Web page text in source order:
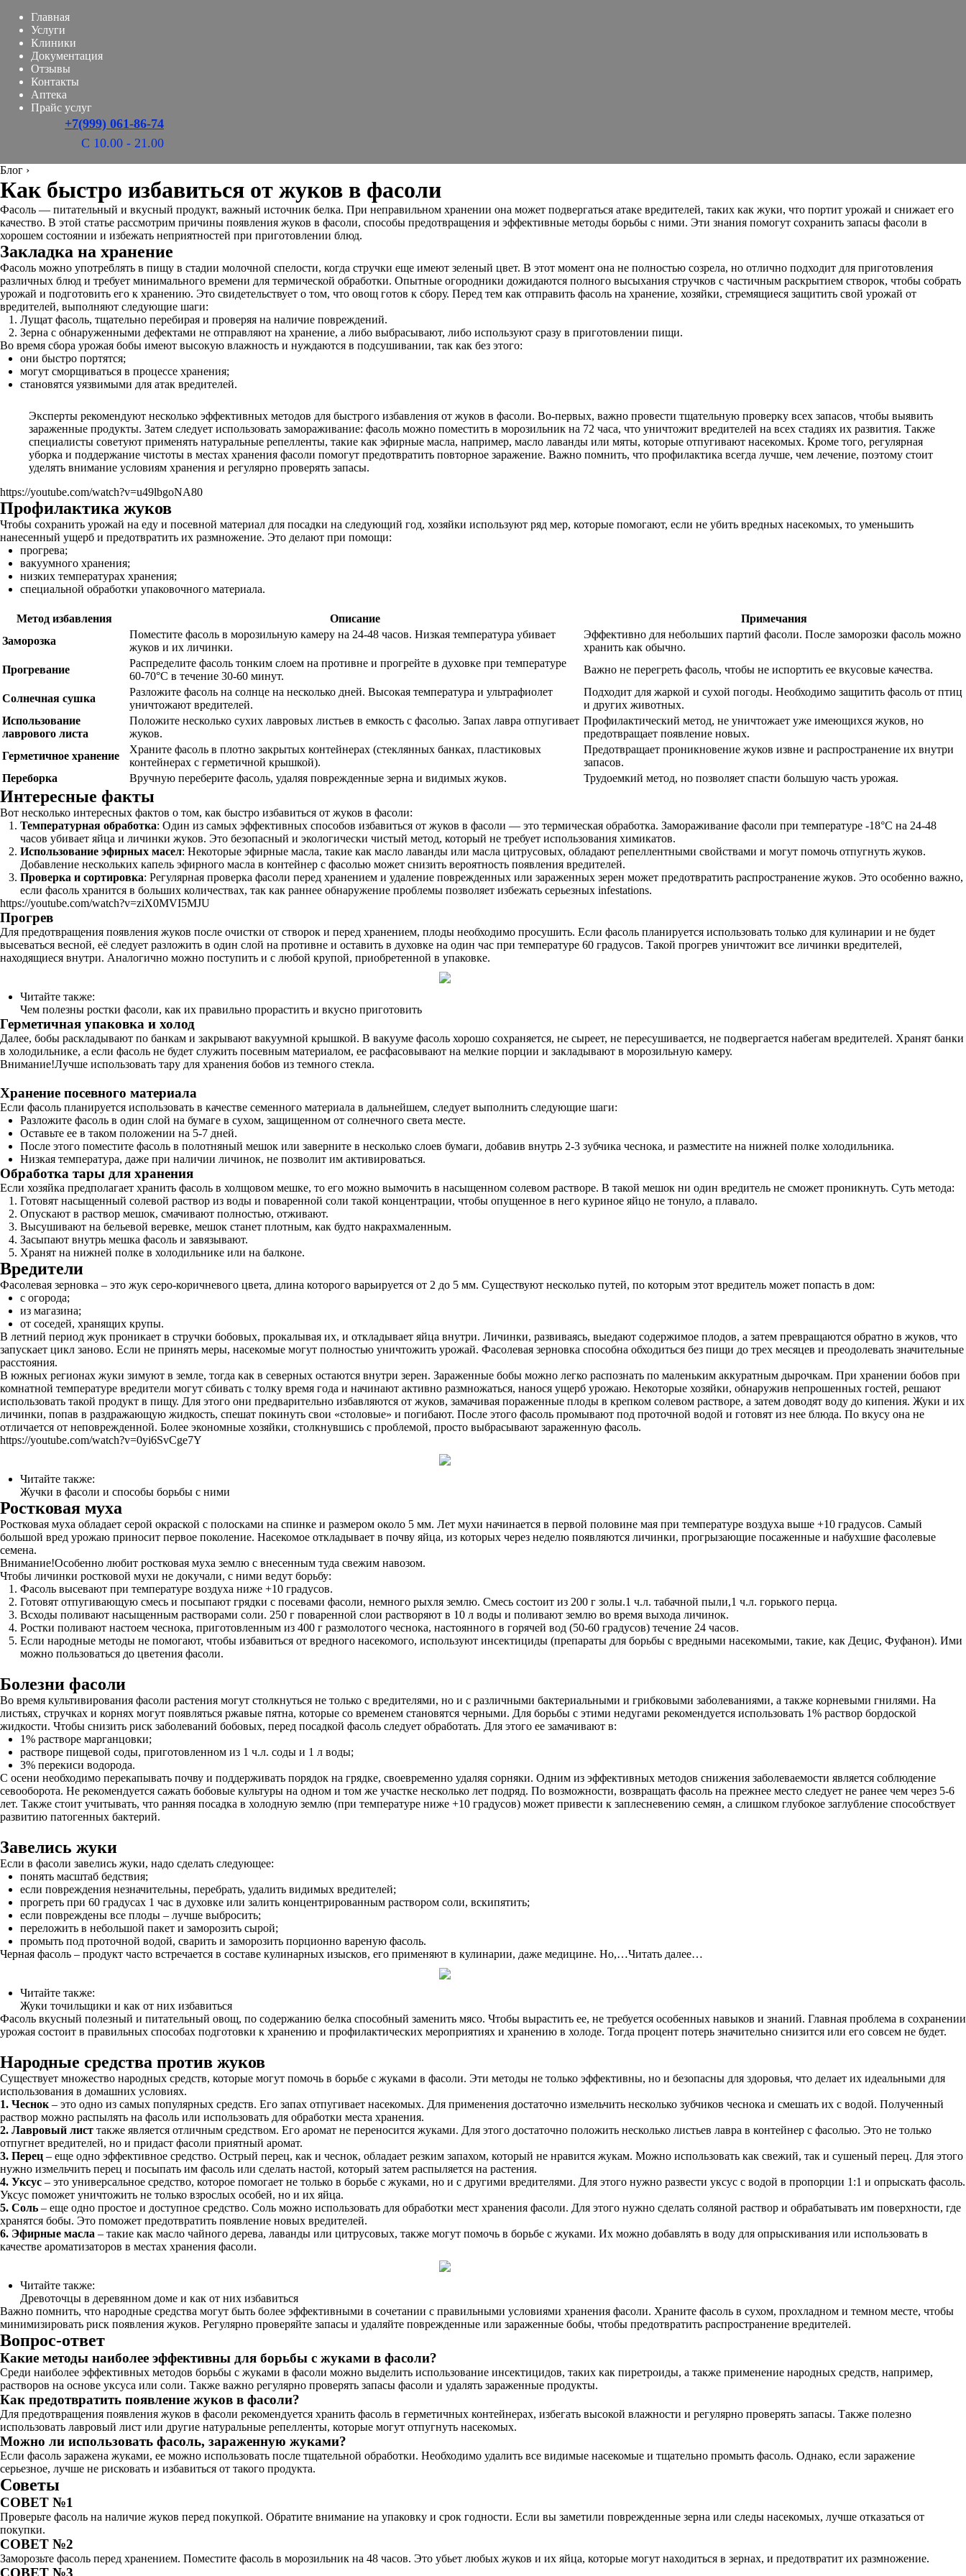
Главная
Услуги
Клиники
Документация
Отзывы
Контакты
Аптека
Прайс услуг
+7(999) 061-86-74
С 10.00 - 21.00
Блог ›
Как быстро избавиться от жуков в фасоли
Фасоль — питательный и вкусный продукт, важный источник белка. При неправильном хранении она может подвергаться атаке вредителей, таких как жуки, что портит урожай и снижает его
качество. В этой статье рассмотрим причины появления жуков в фасоли, способы предотвращения и эффективные методы борьбы с ними. Эти знания помогут сохранить запасы фасоли в
хорошем состоянии и избежать неприятностей при приготовлении блюд.
Закладка на хранение
Фасоль можно употреблять в пищу в стадии молочной спелости, когда стручки еще имеют зеленый цвет. В этот момент она не полностью созрела, но отлично подходит для приготовления
различных блюд и требует минимального времени для термической обработки. Опытные огородники дожидаются полного высыхания стручков с частичным раскрытием створок, чтобы собрать
урожай и подготовить его к хранению. Это свидетельствует о том, что овощ готов к сбору. Перед тем как отправить фасоль на хранение, хозяйки, стремящиеся защитить свой урожай от
вредителей, выполняют следующие шаги:
Лущат фасоль, тщательно перебирая и проверяя на наличие повреждений.
Зерна с обнаруженными дефектами не отправляют на хранение, а либо выбрасывают, либо используют сразу в приготовлении пищи.
Во время сбора урожая бобы имеют высокую влажность и нуждаются в подсушивании, так как без этого:
они быстро портятся;
могут сморщиваться в процессе хранения;
становятся уязвимыми для атак вредителей.
Эксперты рекомендуют несколько эффективных методов для быстрого избавления от жуков в фасоли. Во-первых, важно провести тщательную проверку всех запасов, чтобы выявить
зараженные продукты. Затем следует использовать замораживание: фасоль можно поместить в морозильник на 72 часа, что уничтожит вредителей на всех стадиях их развития. Также
специалисты советуют применять натуральные репелленты, такие как эфирные масла, например, масло лаванды или мяты, которые отпугивают насекомых. Кроме того, регулярная
уборка и поддержание чистоты в местах хранения фасоли помогут предотвратить повторное заражение. Важно помнить, что профилактика всегда лучше, чем лечение, поэтому стоит
уделять внимание условиям хранения и регулярно проверять запасы.
https://youtube.com/watch?v=u49lbgoNA80
Профилактика жуков
Чтобы сохранить урожай на еду и посевной материал для посадки на следующий год, хозяйки используют ряд мер, которые помогают, если не убить вредных насекомых, то уменьшить
нанесенный ущерб и предотвратить их размножение. Это делают при помощи:
прогрева;
вакуумного хранения;
низких температурах хранения;
специальной обработки упаковочного материала.
Метод избавления Описание
Примечания
Заморозка
Поместите фасоль в морозильную камеру на 24-48 часов. Низкая температура убивает
жуков и их личинки.
Эффективно для небольших партий фасоли. После заморозки фасоль можно
хранить как обычно.
Прогревание
Распределите фасоль тонким слоем на противне и прогрейте в духовке при температуре
60-70°C в течение 30-60 минут.
Важно не перегреть фасоль, чтобы не испортить ее вкусовые качества.
Солнечная сушка
Разложите фасоль на солнце на несколько дней. Высокая температура и ультрафиолет
уничтожают вредителей.
Подходит для жаркой и сухой погоды. Необходимо защитить фасоль от птиц
и других животных.
Использование
лаврового листа
Положите несколько сухих лавровых листьев в емкость с фасолью. Запах лавра отпугивает
жуков.
Профилактический метод, не уничтожает уже имеющихся жуков, но
предотвращает появление новых.
Герметичное хранение
Храните фасоль в плотно закрытых контейнерах (стеклянных банках, пластиковых
контейнерах с герметичной крышкой).
Предотвращает проникновение жуков извне и распространение их внутри
запасов.
Переборка
Вручную переберите фасоль, удаляя поврежденные зерна и видимых жуков. Трудоемкий метод, но позволяет спасти большую часть урожая.
Интересные факты
Вот несколько интересных фактов о том, как быстро избавиться от жуков в фасоли:
Температурная обработка: Один из самых эффективных способов избавиться от жуков в фасоли — это термическая обработка. Замораживание фасоли при температуре -18°C на 24-48
часов убивает яйца и личинки жуков. Это безопасный и экологически чистый метод, который не требует использования химикатов.
Использование эфирных масел: Некоторые эфирные масла, такие как масло лаванды или масла цитрусовых, обладают репеллентными свойствами и могут помочь отпугнуть жуков.
Добавление нескольких капель эфирного масла в контейнер с фасолью может снизить вероятность появления вредителей.
Проверка и сортировка: Регулярная проверка фасоли перед хранением и удаление поврежденных или зараженных зерен может предотвратить распространение жуков. Это особенно важно,
если фасоль хранится в больших количествах, так как раннее обнаружение проблемы позволяет избежать серьезных infestations.
https://youtube.com/watch?v=ziX0MVI5MJU
Прогрев
Для предотвращения появления жуков после очистки от створок и перед хранением, плоды необходимо просушить. Если фасоль планируется использовать только для кулинарии и не будет
высеваться весной, её следует разложить в один слой на противне и оставить в духовке на один час при температуре 60 градусов. Такой прогрев уничтожит все личинки вредителей,
находящиеся внутри. Аналогично можно поступить и с любой крупой, приобретенной в упаковке.
Читайте также:
Чем полезны ростки фасоли, как их правильно прорастить и вкусно приготовить
Герметичная упаковка и холод
Далее, бобы раскладывают по банкам и закрывают вакуумной крышкой. В вакууме фасоль хорошо сохраняется, не сыреет, не пересушивается, не подвергается набегам вредителей. Хранят банки
в холодильнике, а если фасоль не будет служить посевным материалом, ее расфасовывают на мелкие порции и закладывают в морозильную камеру.
Внимание!Лучше использовать тару для хранения бобов из темного стекла.
Хранение посевного материала
Если фасоль планируется использовать в качестве семенного материала в дальнейшем, следует выполнить следующие шаги:
Разложите фасоль в один слой на бумаге в сухом, защищенном от солнечного света месте.
Оставьте ее в таком положении на 5-7 дней.
После этого поместите фасоль в полотняный мешок или заверните в несколько слоев бумаги, добавив внутрь 2-3 зубчика чеснока, и разместите на нижней полке холодильника.
Низкая температура, даже при наличии личинок, не позволит им активироваться.
Обработка тары для хранения
Если хозяйка предполагает хранить фасоль в холщовом мешке, то его можно вымочить в насыщенном солевом растворе. В такой мешок ни один вредитель не сможет проникнуть. Суть метода:
Готовят насыщенный солевой раствор из воды и поваренной соли такой концентрации, чтобы опущенное в него куриное яйцо не тонуло, а плавало.
Опускают в раствор мешок, смачивают полностью, отживают.
Высушивают на бельевой веревке, мешок станет плотным, как будто накрахмаленным.
Засыпают внутрь мешка фасоль и завязывают.
Хранят на нижней полке в холодильнике или на балконе.
Вредители
Фасолевая зерновка – это жук серо-коричневого цвета, длина которого варьируется от 2 до 5 мм. Существуют несколько путей, по которым этот вредитель может попасть в дом:
с огорода;
из магазина;
от соседей, хранящих крупы.
В летний период жук проникает в стручки бобовых, прокалывая их, и откладывает яйца внутри. Личинки, развиваясь, выедают содержимое плодов, а затем превращаются обратно в жуков, что
запускает цикл заново. Если не принять меры, насекомые могут полностью уничтожить урожай. Фасолевая зерновка способна обходиться без пищи до трех месяцев и преодолевать значительные
расстояния.
В южных регионах жуки зимуют в земле, тогда как в северных остаются внутри зерен. Зараженные бобы можно легко распознать по маленьким аккуратным дырочкам. При хранении бобов при
комнатной температуре вредители могут сбивать с толку время года и начинают активно размножаться, нанося ущерб урожаю. Некоторые хозяйки, обнаружив непрошенных гостей, решают
использовать такой продукт в пищу. Для этого они предварительно избавляются от жуков, замачивая пораженные плоды в крепком солевом растворе, а затем доводят воду до кипения. Жуки и их
личинки, попав в раздражающую жидкость, спешат покинуть свои «столовые» и погибают. После этого фасоль промывают под проточной водой и готовят из нее блюда. По вкусу она не
отличается от неповрежденной. Более экономные хозяйки, столкнувшись с проблемой, просто выбрасывают зараженную фасоль.
https://youtube.com/watch?v=0yi6SvCge7Y
Читайте также:
Жучки в фасоли и способы борьбы с ними
Ростковая муха
Ростковая муха обладает серой окраской с полосками на спинке и размером около 5 мм. Лет мухи начинается в первой половине мая при температуре воздуха выше +10 градусов. Самый
большой вред урожаю приносит первое поколение. Насекомое откладывает в почву яйца, из которых через неделю появляются личинки, прогрызающие посаженные и набухшие фасолевые
семена.
Внимание!Особенно любит ростковая муха землю с внесенным туда свежим навозом.
Чтобы личинки ростковой мухи не докучали, с ними ведут борьбу:
Фасоль высевают при температуре воздуха ниже +10 градусов.
Готовят отпугивающую смесь и посыпают грядки с посевами фасоли, немного рыхля землю. Смесь состоит из 200 г золы.1 ч.л. табачной пыли,1 ч.л. горького перца.
Всходы поливают насыщенным растворами соли. 250 г поваренной слои растворяют в 10 л воды и поливают землю во время выхода личинок.
Ростки поливают настоем чеснока, приготовленным из 400 г размолотого чеснока, настоянного в горячей вод (50-60 градусов) течение 24 часов.
Если народные методы не помогают, чтобы избавиться от вредного насекомого, используют инсектициды (препараты для борьбы с вредными насекомыми, такие, как Децис, Фуфанон). Ими
можно пользоваться до цветения фасоли.
Болезни фасоли
Во время культивирования фасоли растения могут столкнуться не только с вредителями, но и с различными бактериальными и грибковыми заболеваниями, а также корневыми гнилями. На
листьях, стручках и корнях могут появляться ржавые пятна, которые со временем становятся черными. Для борьбы с этими недугами рекомендуется использовать 1% раствор бордоской
жидкости. Чтобы снизить риск заболеваний бобовых, перед посадкой фасоль следует обработать. Для этого ее замачивают в:
1% растворе марганцовки;
растворе пищевой соды, приготовленном из 1 ч.л. соды и 1 л воды;
3% перекиси водорода.
С осени необходимо перекапывать почву и поддерживать порядок на грядке, своевременно удаляя сорняки. Одним из эффективных методов снижения заболеваемости является соблюдение
севооборота. Не рекомендуется сажать бобовые культуры на одном и том же участке несколько лет подряд. По возможности, возвращать фасоль на прежнее место следует не ранее чем через 5-6
лет. Также стоит учитывать, что ранняя посадка в холодную землю (при температуре ниже +10 градусов) может привести к заплесневению семян, а слишком глубокое заглубление способствует
развитию патогенных бактерий.
Завелись жуки
Если в фасоли завелись жуки, надо сделать следующее:
понять масштаб бедствия;
если повреждения незначительны, перебрать, удалить видимых вредителей;
прогреть при 60 градусах 1 час в духовке или залить концентрированным раствором соли, вскипятить;
если повреждены все плоды – лучше выбросить;
переложить в небольшой пакет и заморозить сырой;
промыть под проточной водой, сварить и заморозить порционно вареную фасоль.
Черная фасоль – продукт часто встречается в составе кулинарных изысков, его применяют в кулинарии, даже медицине. Но,…Читать далее…
Читайте также:
Жуки точильщики и как от них избавиться
Фасоль вкусный полезный и питательный овощ, по содержанию белка способный заменить мясо. Чтобы вырастить ее, не требуется особенных навыков и знаний. Главная проблема в сохранении
урожая состоит в правильных способах подготовки к хранению и профилактических мероприятиях и хранению в холоде. Тогда процент потерь значительно снизится или его совсем не будет.
Народные средства против жуков
Существует множество народных средств, которые могут помочь в борьбе с жуками в фасоли. Эти методы не только эффективны, но и безопасны для здоровья, что делает их идеальными для
использования в домашних условиях.
1. Чеснок – это одно из самых популярных средств. Его запах отпугивает насекомых. Для применения достаточно измельчить несколько зубчиков чеснока и смешать их с водой. Полученный
раствор можно распылять на фасоль или использовать для обработки места хранения.
2. Лавровый лист также является отличным средством. Его аромат не переносится жуками. Для этого достаточно положить несколько листьев лавра в контейнер с фасолью. Это не только
отпугнет вредителей, но и придаст фасоли приятный аромат.
3. Перец – еще одно эффективное средство. Острый перец, как и чеснок, обладает резким запахом, который не нравится жукам. Можно использовать как свежий, так и сушеный перец. Для этого
нужно измельчить перец и посыпать им фасоль или сделать настой, который затем распыляется на растения.
4. Уксус – это универсальное средство, которое помогает не только в борьбе с жуками, но и с другими вредителями. Для этого нужно развести уксус с водой в пропорции 1:1 и опрыскать фасоль.
Уксус поможет уничтожить не только взрослых особей, но и их яйца.
5. Соль – еще одно простое и доступное средство. Соль можно использовать для обработки мест хранения фасоли. Для этого нужно сделать соляной раствор и обрабатывать им поверхности, где
хранятся бобы. Это поможет предотвратить появление новых вредителей.
6. Эфирные масла – такие как масло чайного дерева, лаванды или цитрусовых, также могут помочь в борьбе с жуками. Их можно добавлять в воду для опрыскивания или использовать в
качестве ароматизаторов в местах хранения фасоли.
Читайте также:
Древоточцы в деревянном доме и как от них избавиться
Важно помнить, что народные средства могут быть более эффективными в сочетании с правильными условиями хранения фасоли. Храните фасоль в сухом, прохладном и темном месте, чтобы
минимизировать риск появления жуков. Регулярно проверяйте запасы и удаляйте поврежденные или зараженные бобы, чтобы предотвратить распространение вредителей.
Вопрос-ответ
Какие методы наиболее эффективны для борьбы с жуками в фасоли?
Среди наиболее эффективных методов борьбы с жуками в фасоли можно выделить использование инсектицидов, таких как пиретроиды, а также применение народных средств, например,
растворов на основе уксуса или соли. Также важно регулярно проверять запасы фасоли и удалять зараженные продукты.
Как предотвратить появление жуков в фасоли?
Для предотвращения появления жуков в фасоли рекомендуется хранить фасоль в герметичных контейнерах, избегать высокой влажности и регулярно проверять запасы. Также полезно
использовать лавровый лист или другие натуральные репелленты, которые могут отпугнуть насекомых.
Можно ли использовать фасоль, зараженную жуками?
Если фасоль заражена жуками, ее можно использовать после тщательной обработки. Необходимо удалить все видимые насекомые и тщательно промыть фасоль. Однако, если заражение
серьезное, лучше не рисковать и избавиться от такого продукта.
Советы
СОВЕТ №1
Проверьте фасоль на наличие жуков перед покупкой. Обратите внимание на упаковку и срок годности. Если вы заметили поврежденные зерна или следы насекомых, лучше отказаться от
покупки.
СОВЕТ №2
Заморозьте фасоль перед хранением. Поместите фасоль в морозильник на 48 часов. Это убьет любых жуков и их яйца, которые могут находиться в зернах, и предотвратит их размножение.
СОВЕТ №3